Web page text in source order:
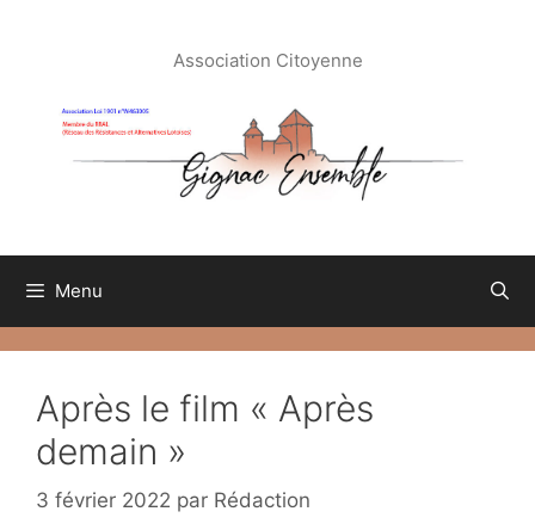
Association Citoyenne
Menu
Après le film « Après
demain »
3 février 2022 par Rédaction